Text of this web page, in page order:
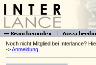
Noch nicht Mitglied bei Interlance?
->Anmeldung